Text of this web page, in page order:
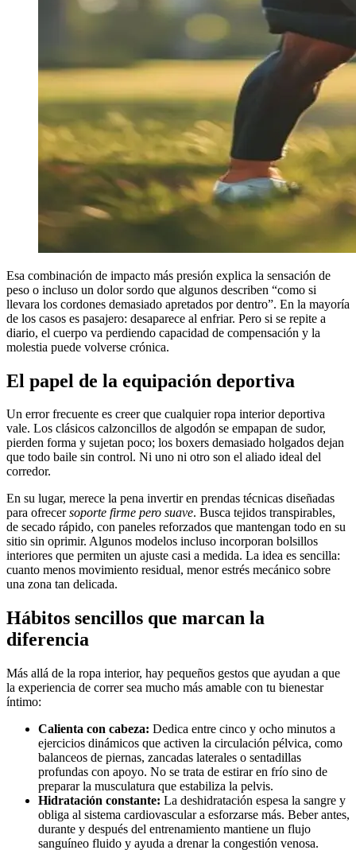
Esa combinación de impacto más presión explica la sensación de
peso o incluso un dolor sordo que algunos describen “como si
llevara los cordones demasiado apretados por dentro”. En la mayoría
de los casos es pasajero: desaparece al enfriar. Pero si se repite a
diario, el cuerpo va perdiendo capacidad de compensación y la
molestia puede volverse crónica.
El papel de la equipación deportiva
Un error frecuente es creer que cualquier ropa interior deportiva
vale. Los clásicos calzoncillos de algodón se empapan de sudor,
pierden forma y sujetan poco; los boxers demasiado holgados dejan
que todo baile sin control. Ni uno ni otro son el aliado ideal del
corredor.
En su lugar, merece la pena invertir en prendas técnicas diseñadas
para ofrecersoporte firme pero suave. Busca tejidos transpirables,
de secado rápido, con paneles reforzados que mantengan todo en su
sitio sin oprimir. Algunos modelos incluso incorporan bolsillos
interiores que permiten un ajuste casi a medida. La idea es sencilla:
cuanto menos movimiento residual, menor estrés mecánico sobre
una zona tan delicada.
Hábitos sencillos que marcan la
diferencia
Más allá de la ropa interior, hay pequeños gestos que ayudan a que
la experiencia de correr sea mucho más amable con tu bienestar
íntimo:
Calienta con cabeza: Dedica entre cinco y ocho minutos a
ejercicios dinámicos que activen la circulación pélvica, como
balanceos de piernas, zancadas laterales o sentadillas
profundas con apoyo. No se trata de estirar en frío sino de
preparar la musculatura que estabiliza la pelvis.
Hidratación constante: La deshidratación espesa la sangre y
obliga al sistema cardiovascular a esforzarse más. Beber antes,
durante y después del entrenamiento mantiene un flujo
sanguíneo fluido y ayuda a drenar la congestión venosa.